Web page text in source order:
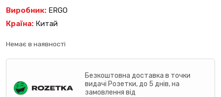
Виробник: ERGO
Країна: Китай
Немає в наявності
Безкоштовна доставка в точки
видачі Розетки, до 5 днів, на
замовлення від